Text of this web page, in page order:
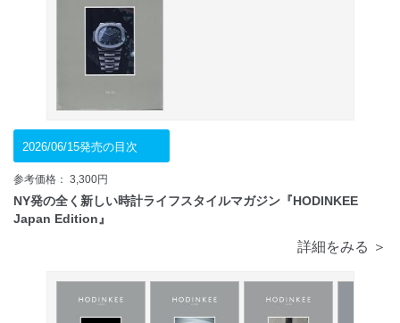
2026/06/15発売の目次
参考価格： 3,300円
NY発の全く新しい時計ライフスタイルマガジン『HODINKEE
Japan Edition』
詳細をみる ＞